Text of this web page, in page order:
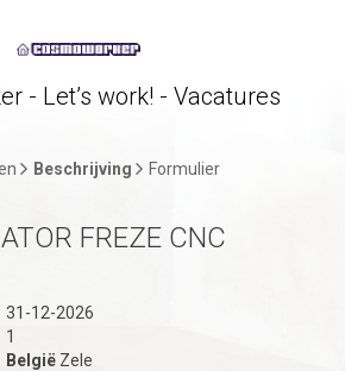
- Let’s work! - Vacatures
Beschrijving Formulier
FREZE CNC
31-12-2026
1
België Zele